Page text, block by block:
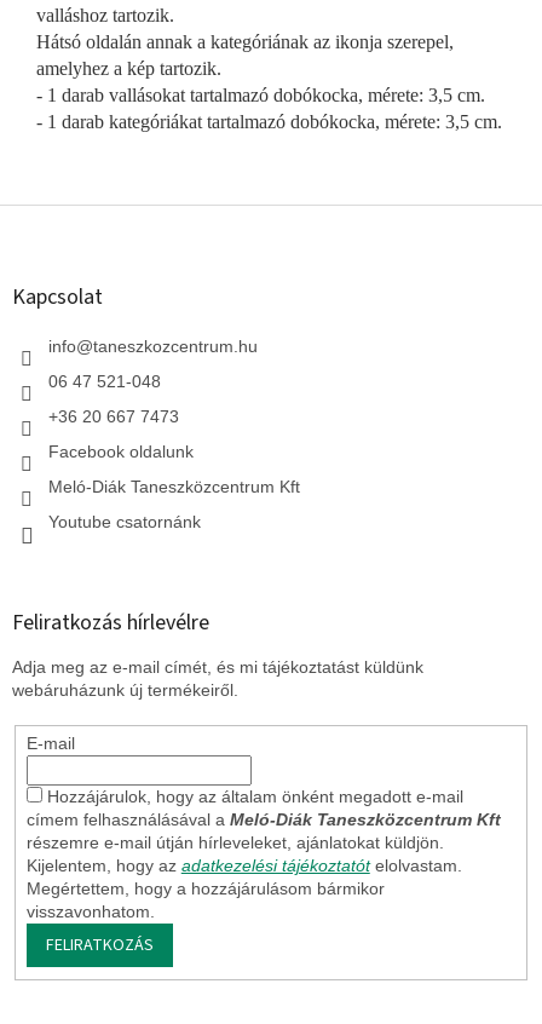
valláshoz tartozik.
Hátsó oldalán annak a kategóriának az ikonja szerepel,
amelyhez a kép tartozik.
- 1 darab vallásokat tartalmazó dobókocka, mérete: 3,5 cm.
- 1 darab kategóriákat tartalmazó dobókocka, mérete: 3,5 cm.
L
Kapcsolat
info@taneszkozcentrum.hu
06 47 521-048
+36 20 667 7473
Facebook oldalunk
Meló-Diák Taneszközcentrum Kft
Youtube csatornánk
Feliratkozás hírlevélre
Adja meg az e-mail címét, és mi tájékoztatást küldünk
webáruházunk új termékeiről.
E-mail
Hozzájárulok, hogy az általam önként megadott e-mail
címem felhasználásával a Meló-Diák Taneszközcentrum Kft
részemre e-mail útján hírleveleket, ajánlatokat küldjön.
Kijelentem, hogy az adatkezelési tájékoztatót elolvastam.
Megértettem, hogy a hozzájárulásom bármikor
visszavonhatom.
FELIRATKOZÁS